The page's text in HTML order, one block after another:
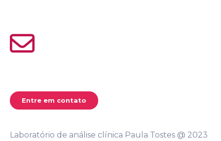
Entre em contato
Laboratório de análise clínica Paula Tostes @ 2023